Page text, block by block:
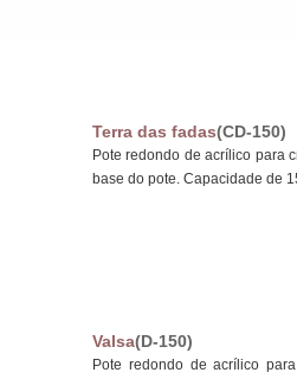
Terra das fadas(CD-150)
Pote redondo de acrílico para
base do pote. Capacidade de
Valsa(D-150)
Pote redondo de acrílico